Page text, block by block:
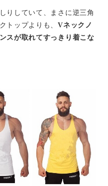
りしていて、まさに逆三角
トップよりも、Vネックノ
スが取れてすっきり着こな